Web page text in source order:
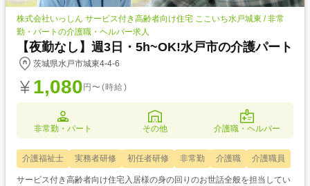
株式会社いっしん サービス付き高齢者向け住宅 ここいち水戸城東 / 非常
勤・パートの介護職・ヘルパー求人
【夜勤なし】週3日・5h~OK!水戸市の介護パート
茨城県水戸市城東4-4-6
1,080 円〜(時給)
非常勤・パート その他 介護職・ヘルパー
介護福祉士 実務者研修 初任者研修 非常勤 介護職 介護職員
サービス付き高齢者向け住宅入居様の身の回りのお世話全般を担当してい